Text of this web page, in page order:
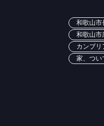
和歌山市
和歌山市
カンブリ
家、つい